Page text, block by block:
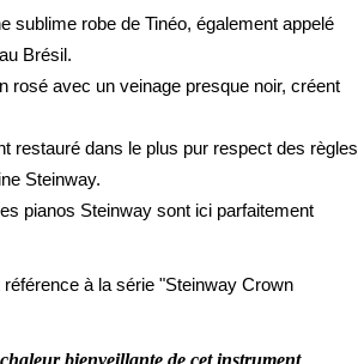
sublime robe de Tinéo, également appelé
Brésil.
rosé avec un veinage presque noir, créent
restauré dans le plus pur respect des règles
Steinway.
pianos Steinway sont ici parfaitement
à la série "Steinway Crown
bienveillante de cet instrument